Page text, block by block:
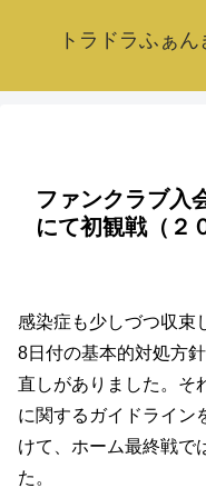
トラドラふぁ
ファンクラブ入
にて初観戦（２
感染症も少しづつ収束
8日付の基本的対処方
直しがありました。そ
に関するガイドライン
けて、ホーム最終戦で
た。